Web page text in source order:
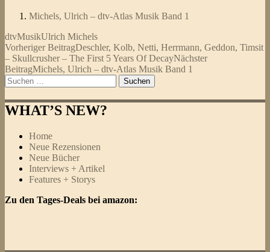
Michels, Ulrich – dtv-Atlas Musik Band 1
dtvMusikUlrich Michels
Beitragsnavigation
Vorheriger BeitragDeschler, Kolb, Netti, Herrmann, Geddon, Timsit
– Skullcrusher – The First 5 Years Of DecayNächster
BeitragMichels, Ulrich – dtv-Atlas Musik Band 1
Suchen
nach:
WHAT’S NEW?
Home
Neue Rezensionen
Neue Bücher
Interviews + Artikel
Features + Storys
Zu den Tages-Deals bei amazon: